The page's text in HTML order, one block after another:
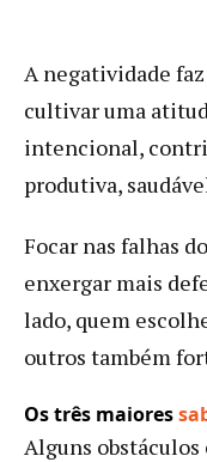
A negatividade
cultivar uma
intencional,
produtiva,
Focar nas falhas
enxergar mais
lado, quem
outros também
Os três maiores
Alguns